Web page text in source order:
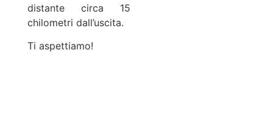
distante circa 15
chilometri dall’uscita.
Ti aspettiamo!